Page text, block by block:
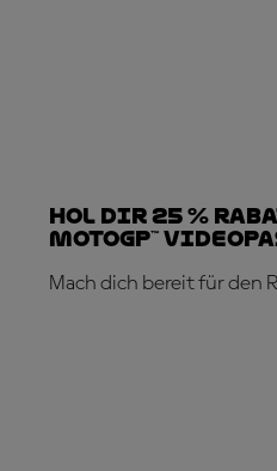
Hol dir 25 %
MotoGP™
Mach dich bereit für den